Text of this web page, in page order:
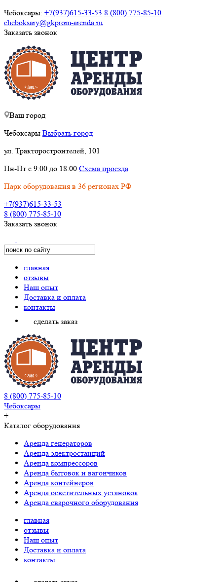
Чебоксары: +7(937)615-33-53 8 (800) 775-85-10
cheboksary@gkprom-arenda.ru
Заказать звонок
Ваш город
Чебоксары Выбрать город
ул. Тракторостроителей, 101
Пн-Пт с 9:00 до 18:00 Схема проезда
Парк оборудования в 36 регионах РФ
+7(937)615-33-53
8 (800) 775-85-10
Заказать звонок
главная
отзывы
Наш опыт
Доставка и оплата
контакты
сделать заказ
8 (800) 775-85-10
Чебоксары
+
Каталог оборудования
Аренда генераторов
Аренда электростанций
Аренда компрессоров
Аренда бытовок и вагончиков
Аренда контейнеров
Аренда осветительных установок
Аренда сварочного оборудования
главная
отзывы
Наш опыт
Доставка и оплата
контакты